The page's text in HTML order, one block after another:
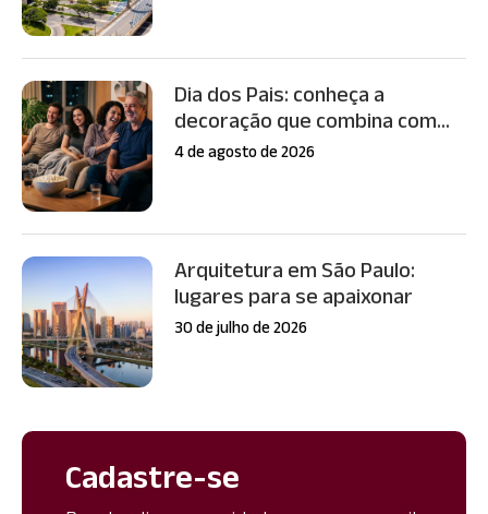
Dia dos Pais: conheça a
decoração que combina com...
4 de agosto de 2026
Arquitetura em São Paulo:
lugares para se apaixonar
30 de julho de 2026
Cadastre-se